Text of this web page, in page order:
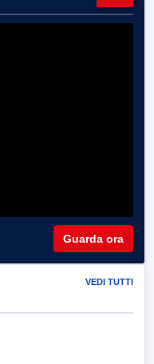
Guarda ora
VEDI TUTTI